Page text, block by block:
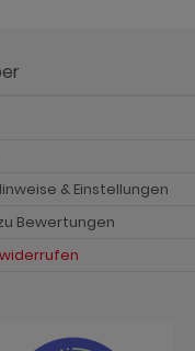
& Einstellungen
Bewertungen